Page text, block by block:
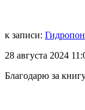
к записи:
28 августа 2024
Благодарю за